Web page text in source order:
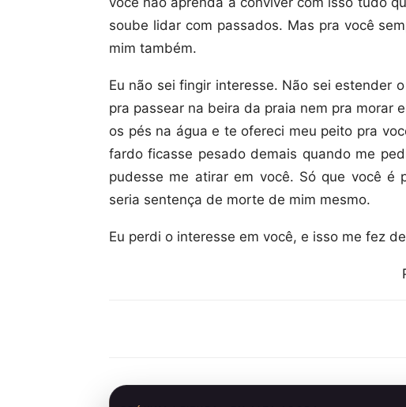
soube lidar com passados. Mas pra você
mim também.
Eu não sei fingir interesse. Não sei estender
pra passear na beira da praia nem pra morar
os pés na água e te ofereci meu peito pra
fardo ficasse pesado demais quando me
pudesse me atirar em você. Só que você é
seria sentença de morte de mim mesmo.
Eu perdi o interesse em você, e isso me fez